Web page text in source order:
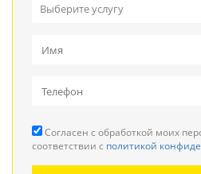
Выберите услугу
Прием кабеля
Резка металла
Демонтаж металлоконструкций
Согласен с обработкой моих
соответствии с политикой